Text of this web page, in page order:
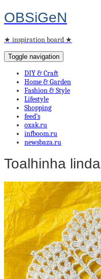
OBSiGeN
★ inspiration board ★
Toggle navigation
DIY & Craft
Home & Garden
Fashion & Style
Lifestyle
Shopping
feed’s
oxak.ru
infboom.ru
newsbaza.ru
Toalhinha